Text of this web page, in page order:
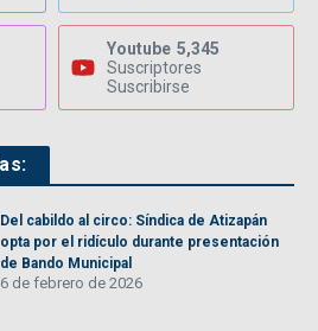
Youtube 5,345
Suscriptores
Suscribirse
Del cabildo al circo: Síndica de Atizapán
opta por el ridículo durante presentación
de Bando Municipal
6 de febrero de 2026